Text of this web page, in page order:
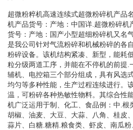
超微粉粹机高速连续式超微粉碎机产品
机产品货号：产地：中国详.超微粉碎机
货号：产地：国产小型超细粉碎机又名
是我公司针对气流粉碎和机械粉碎的各
粉碎设备。该机结构紧凑、新型，能耗
粒分级两道工序，并能在不停机的前提.
辅机、电控箱三个部分组成，具有风选
均匀等多种性能，生产过程连续进行。
温，可粉碎各种热敏性物料。其综合性
机广泛运用于制、化工、食品例：中.根
胡椒、油麦、大豆、大蒜、八角、桂皮
蒜片、白糖.糖精.粮食类、虾皮、南瓜粉